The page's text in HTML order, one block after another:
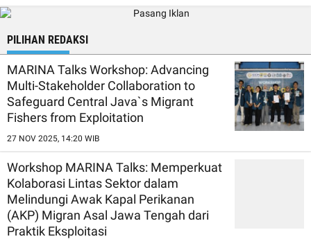
PILIHAN REDAKSI
MARINA Talks Workshop: Advancing
Multi-Stakeholder Collaboration to
Safeguard Central Java`s Migrant
Fishers from Exploitation
27 NOV 2025, 14:20 WIB
Workshop MARINA Talks: Memperkuat
Kolaborasi Lintas Sektor dalam
Melindungi Awak Kapal Perikanan
(AKP) Migran Asal Jawa Tengah dari
Praktik Eksploitasi